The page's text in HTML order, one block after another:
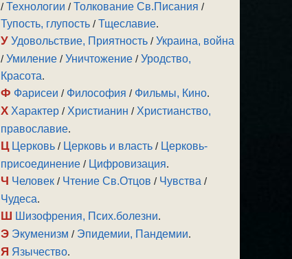
/Технологии /Толкование Св.Писания /
Тупость, глупость /Тщеславие.
У Удовольствие, Приятность /Украина, война
/Умиление /Уничтожение /Уродство,
Красота.
Ф Фарисеи / Философия / Фильмы, Кино.
Х Характер / Христианин / Христианство,
православие.
Ц Церковь / Церковь и власть / Церковь-
присоединение / Цифровизация.
Ч Человек / Чтение Св.Отцов / Чувства /
Чудеса.
Ш Шизофрения, Псих.болезни.
Э Экуменизм / Эпидемии, Пандемии.
Я Язычество.